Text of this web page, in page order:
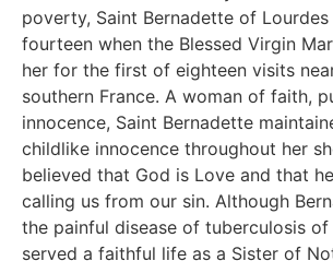
poverty, Saint Bernadette of
fourteen when the Blessed Virgin
her for the first of eighteen visits
southern France. A woman of faith,
innocence, Saint Bernadette
childlike innocence throughout her
believed that God is Love and that
calling us from our sin. Although
the painful disease of tuberculosis of
served a faithful life as a Sister of